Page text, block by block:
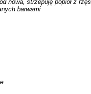
nowa, strzepuję popiół z rzęs
barwami